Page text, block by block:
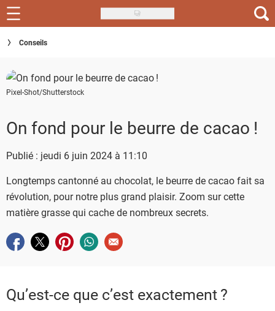
Skip
to
main
Recettes
Inspirations
Conseils
Menu de la semaine
Téléchargez l'app Saveurs Recettes
Index des recettes
Conseils
Pixel-Shot/Shutterstock
On fond pour le beurre de cacao !
Publié : jeudi 6 juin 2024 à 11:10
Longtemps cantonné au chocolat, le beurre de cacao fait sa
révolution, pour notre plus grand plaisir. Zoom sur cette
matière grasse qui cache de nombreux secrets.
Partager sur facebook
Partager sur twitter
Partager sur pinterest
Partager sur whatsapp
Envoyer à un ami
Qu’est-ce que c’est exactement ?